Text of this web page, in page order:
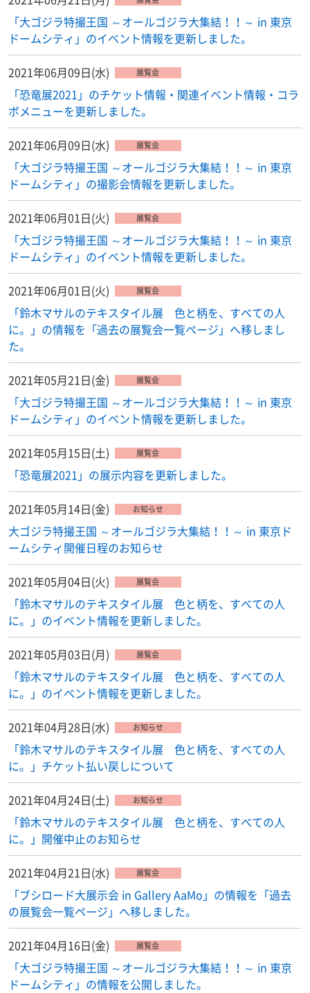
「大ゴジラ特撮王国 ～オールゴジラ大集結！！～ in 東京
ドームシティ」のイベント情報を更新しました。
2021年06月09日(水) 展覧会
「恐竜展2021」のチケット情報・関連イベント情報・コラ
ボメニューを更新しました。
2021年06月09日(水) 展覧会
「大ゴジラ特撮王国 ～オールゴジラ大集結！！～ in 東京
ドームシティ」の撮影会情報を更新しました。
2021年06月01日(火) 展覧会
「大ゴジラ特撮王国 ～オールゴジラ大集結！！～ in 東京
ドームシティ」のイベント情報を更新しました。
2021年06月01日(火) 展覧会
「鈴木マサルのテキスタイル展 色と柄を、すべての人
に。」の情報を「過去の展覧会一覧ページ」へ移しまし
た。
2021年05月21日(金) 展覧会
「大ゴジラ特撮王国 ～オールゴジラ大集結！！～ in 東京
ドームシティ」のイベント情報を更新しました。
2021年05月15日(土) 展覧会
「恐竜展2021」の展示内容を更新しました。
2021年05月14日(金) お知らせ
大ゴジラ特撮王国 ～オールゴジラ大集結！！～ in 東京ド
ームシティ開催日程のお知らせ
2021年05月04日(火) 展覧会
「鈴木マサルのテキスタイル展 色と柄を、すべての人
に。」のイベント情報を更新しました。
2021年05月03日(月) 展覧会
「鈴木マサルのテキスタイル展 色と柄を、すべての人
に。」のイベント情報を更新しました。
2021年04月28日(水) お知らせ
「鈴木マサルのテキスタイル展 色と柄を、すべての人
に。」チケット払い戻しについて
2021年04月24日(土) お知らせ
「鈴木マサルのテキスタイル展 色と柄を、すべての人
に。」開催中止のお知らせ
2021年04月21日(水) 展覧会
「ブシロード大展示会 in Gallery AaMo」の情報を「過去
の展覧会一覧ページ」へ移しました。
2021年04月16日(金) 展覧会
「大ゴジラ特撮王国 ～オールゴジラ大集結！！～ in 東京
ドームシティ」の情報を公開しました。